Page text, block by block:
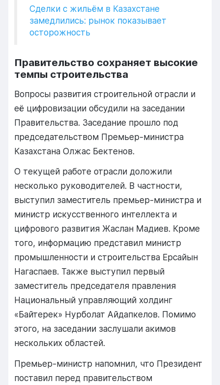
Сделки с жильём в Казахстане
замедлились: рынок показывает
осторожность
Правительство сохраняет высокие
темпы строительства
Вопросы развитиястроительнойотрасли и
её цифровизацииобсудили на заседании
Правительства. Заседание прошло под
председательством Премьер-министра
КазахстанаОлжас Бектенов.
О текущей работеотраслидоложили
несколько руководителей. В частности,
выступил заместитель премьер-министра и
министр искусственного интеллекта и
цифрового развития Жаслан Мадиев. Кроме
того, информацию представил министр
промышленности истроительства Ерсайын
Нагаспаев. Также выступил первый
заместитель председателя правления
Национальный управляющий холдинг
«Байтерек» Нурболат Айдапкелов. Помимо
этого, на заседании заслушалиакимов
несколькихобластей.
Премьер-министр напомнил, что Президент
поставил перед правительством